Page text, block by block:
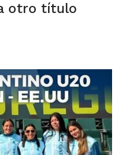
otro título